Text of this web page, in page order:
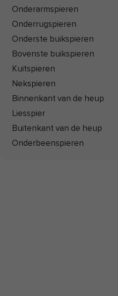
Onderarmspieren
Onderrugspieren
Onderste buikspieren
Bovenste buikspieren
Kuitspieren
Nekspieren
Binnenkant van de heup
Liesspier
Buitenkant van de heup
Onderbeenspieren